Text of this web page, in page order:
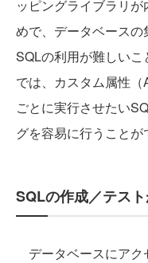
ッピングライブラリ
めで、データベース
SQLの利用が難しい
では、カスタム属性
ごとに実行させたい
グを容易に行うことが
SQLの作成／テス
データベースにアク